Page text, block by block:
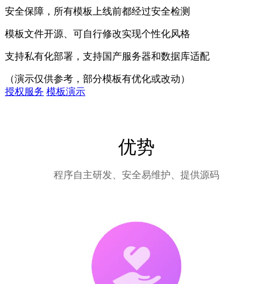
安全保障，所有模板上线前都经过安全检测
模板文件开源、可自行修改实现个性化风格
支持私有化部署，支持国产服务器和数据库适配
（演示仅供参考，部分模板有优化或改动）
授权服务 模板演示
优势
程序自主研发、安全易维护、提供源码